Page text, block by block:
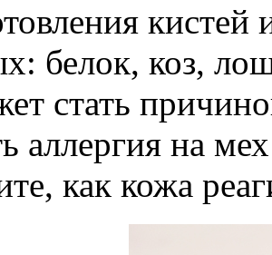
кистей
белок, коз,
стать
аллергия на
как кожа